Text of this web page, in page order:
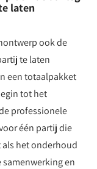
laten
ook de
te laten
een totaalpakket
tot het
professionele
één partij die
het onderhoud
en